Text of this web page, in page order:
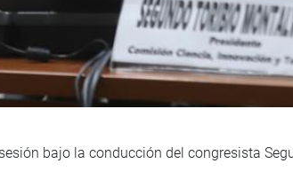
bajo la conducción del congresista